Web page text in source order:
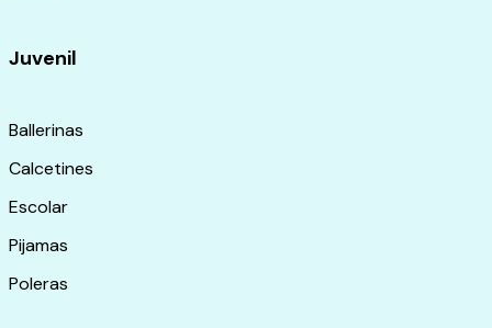
Juvenil
Ballerinas
Calcetines
Escolar
Pijamas
Poleras